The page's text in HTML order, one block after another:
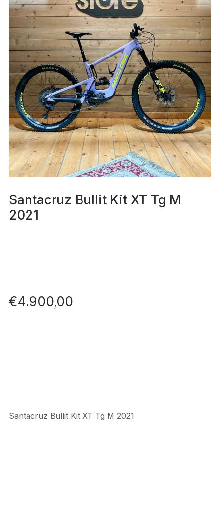
Santacruz Bullit Kit XT Tg M
2021
€4.900,00
Santacruz Bullit Kit XT Tg M 2021